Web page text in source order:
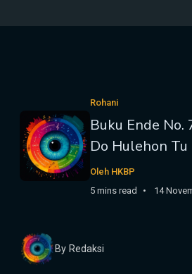
Rohani
Buku Ende
Do Hulehon Tu
Oleh HKBP
5 mins read
14
By Redaksi